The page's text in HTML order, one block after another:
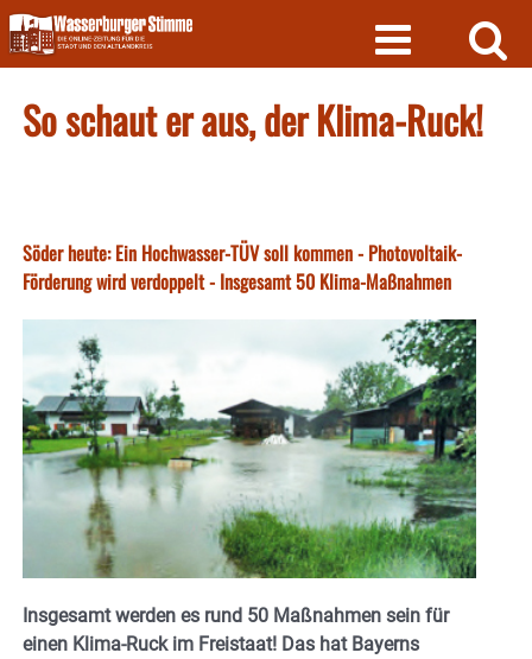
Skip
to
content
So schaut er aus, der Klima-Ruck!
Söder heute: Ein Hochwasser-TÜV soll kommen - Photovoltaik-
Förderung wird verdoppelt - Insgesamt 50 Klima-Maßnahmen
Insgesamt werden es rund 50 Maßnahmen sein für
einen Klima-Ruck im Freistaat! Das hat Bayerns